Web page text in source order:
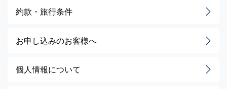
約款・旅行条件
お申し込みのお客様へ
個人情報について